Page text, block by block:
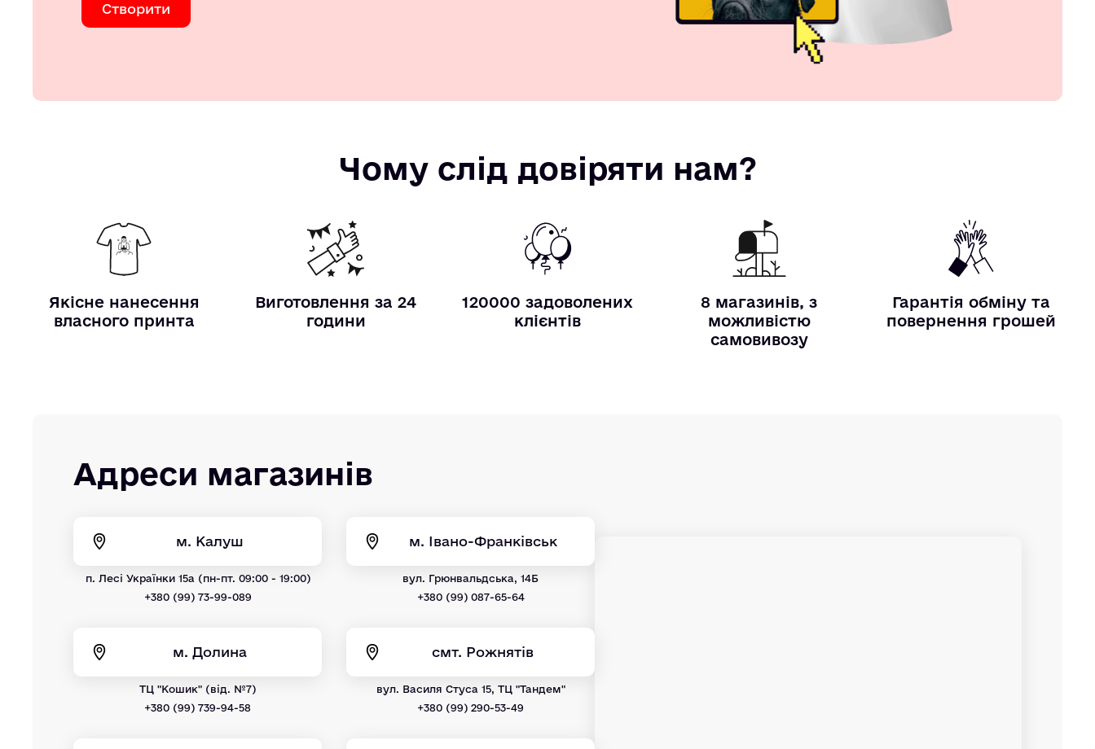
Створити
Чому слід довіряти нам?
Якісне нанесення
власного принта
Виготовлення за 24
години
120000 задоволених
клієнтів
8 магазинів, з
можливістю
самовивозу
Гарантія обміну та
повернення грошей
Адреси магазинів
м. Калуш
п. Лесі Українки 15а (пн-пт. 09:00 - 19:00)
+380 (99) 73-99-089
м. Івано-Франківськ
вул. Грюнвальдська, 14Б
+380 (99) 087-65-64
м. Долина
ТЦ "Кошик" (від. №7)
+380 (99) 739-94-58
смт. Рожнятів
вул. Василя Стуса 15, ТЦ "Тандем"
+380 (99) 290-53-49